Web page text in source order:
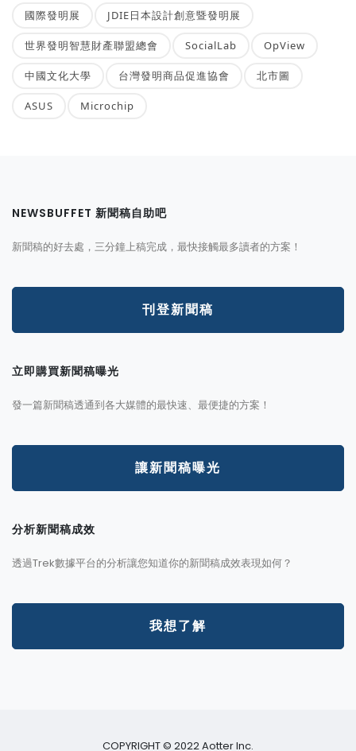
國際發明展 JDIE日本設計創意暨發明展
世界發明智慧財產聯盟總會 SocialLab OpView
中國文化大學 台灣發明商品促進協會 北市圖
ASUS Microchip
NEWSBUFFET 新聞稿自助吧
新聞稿的好去處，三分鐘上稿完成，最快接觸最多讀者的方案！
刊登新聞稿
立即購買新聞稿曝光
發一篇新聞稿透通到各大媒體的最快速、最便捷的方案！
讓新聞稿曝光
分析新聞稿成效
透過Trek數據平台的分析讓您知道你的新聞稿成效表現如何？
我想了解
COPYRIGHT © 2022 Aotter Inc.